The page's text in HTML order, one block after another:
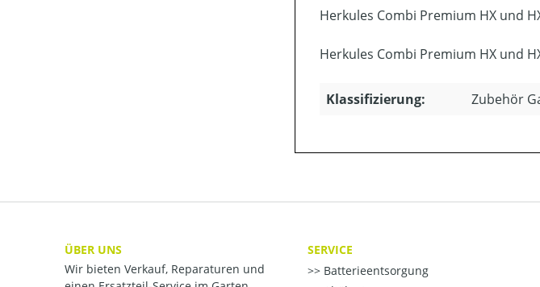
Herkules Combi Premium HX und
Herkules Combi Premium HX und
Klassifizierung: Zubehör
ÜBER UNS
Wir bieten Verkauf, Reparaturen und
SERVICE
Batterieentsorgung